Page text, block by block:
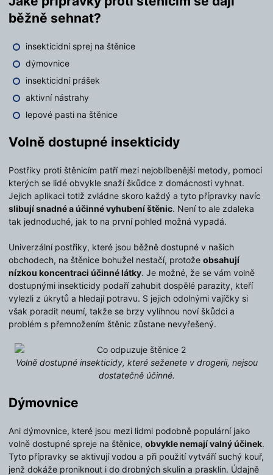
běžně sehnat?
insekticidní sprej na štěnice
dýmovnice
insekticidní prášek
aktivní nástrahy
lepové pasti na štěnice
Volně dostupné insekticidy
Postřiky proti štěnicím patří mezi nejoblíbenější metody, pomocí
kterých se lidé obvykle snaží škůdce z domácnosti vyhnat.
Jejich aplikaci totiž zvládne skoro každý a tyto přípravky navíc
slibují snadné a účinné vyhubení štěnic. Není to ale zdaleka
tak jednoduché, jak to na první pohled možná vypadá.
Univerzální postřiky, které jsou běžně dostupné v našich
obchodech, na štěnice bohužel nestačí, protože obsahují
nízkou koncentraci účinné látky. Je možné, že se vám volně
dostupnými insekticidy podaří zahubit dospělé parazity, kteří
vylezli z úkrytů a hledají potravu. S jejich odolnými vajíčky si
však poradit neumí, takže se brzy vylíhnou noví škůdci a
problém s přemnožením štěnic zůstane nevyřešený.
Volně dostupné insekticidy, které seženete v drogerii, nejsou
dostatečně účinné.
Dýmovnice
Ani dýmovnice, které jsou mezi lidmi podobně populární jako
volně dostupné spreje na štěnice, obvykle nemají valný účinek.
Tyto přípravky se aktivují vodou a při použití vytváří suchý kouř,
jenž dokáže proniknout i do drobných skulin a prasklin. Údajně